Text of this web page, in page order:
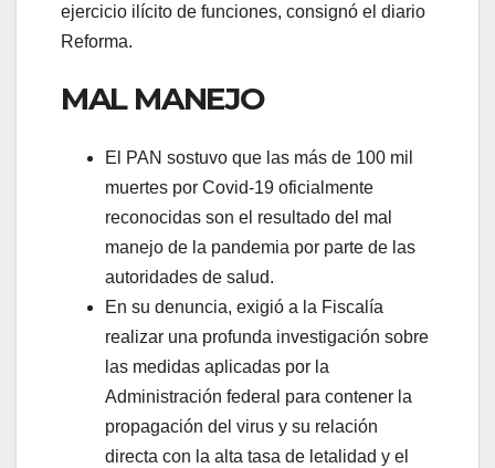
ejercicio ilícito de funciones, consignó el diario
Reforma.
MAL MANEJO
El PAN sostuvo que las más de 100 mil
muertes por Covid-19 oficialmente
reconocidas son el resultado del mal
manejo de la pandemia por parte de las
autoridades de salud.
En su denuncia, exigió a la Fiscalía
realizar una profunda investigación sobre
las medidas aplicadas por la
Administración federal para contener la
propagación del virus y su relación
directa con la alta tasa de letalidad y el